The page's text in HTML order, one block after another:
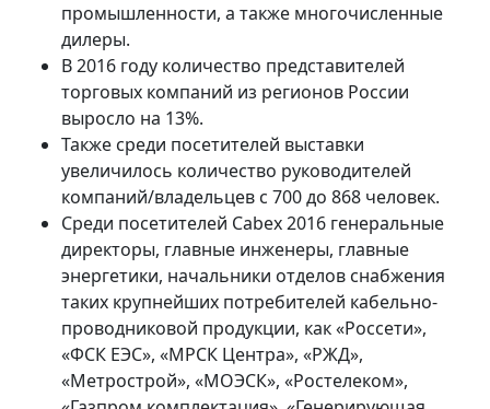
промышленности, а также многочисленные
дилеры.
В 2016 году количество представителей
торговых компаний из регионов России
выросло на 13%.
Также среди посетителей выставки
увеличилось количество руководителей
компаний/владельцев с 700 до 868 человек.
Среди посетителей Cabex 2016 генеральные
директоры, главные инженеры, главные
энергетики, начальники отделов снабжения
таких крупнейших потребителей кабельно-
проводниковой продукции, как «Россети»,
«ФСК ЕЭС», «МРСК Центра», «РЖД»,
«Метрострой», «МОЭСК», «Ростелеком»,